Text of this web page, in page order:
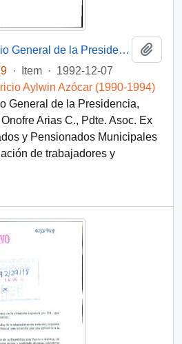
[Carta de Subsecretario General de la Presidencia a situación de trabajadores municipales exonerados políticos de Correos de Chile]
· Item · 1992-12-07
Aylwin Azócar (1990-1994)
General de la Presidencia,
Arias C., Pdte. Asoc. Ex
y Pensionados Municipales
de trabajadores y